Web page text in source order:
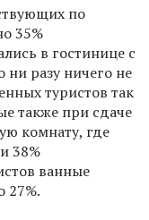
по
35%
в гостинице с
разу ничего не
туристов так
также при сдаче
комнату, где
38%
ванные
27%.